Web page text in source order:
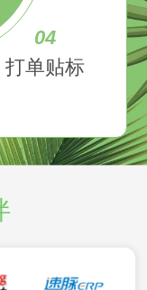
04
打单贴标